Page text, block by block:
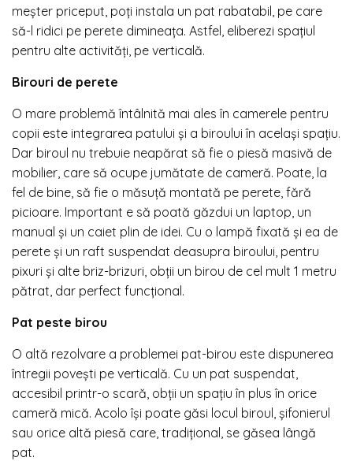
meșter priceput, poți instala un pat rabatabil, pe care
să-l ridici pe perete dimineața. Astfel, eliberezi spațiul
pentru alte activități, pe verticală.
Birouri de perete
O mare problemă întâlnită mai ales în camerele pentru
copii este integrarea patului și a biroului în același spațiu.
Dar biroul nu trebuie neapărat să fie o piesă masivă de
mobilier, care să ocupe jumătate de cameră. Poate, la
fel de bine, să fie o măsuță montată pe perete, fără
picioare. Important e să poată găzdui un laptop, un
manual și un caiet plin de idei. Cu o lampă fixată și ea de
perete și un raft suspendat deasupra biroului, pentru
pixuri și alte briz-brizuri, obții un birou de cel mult 1 metru
pătrat, dar perfect funcțional.
Pat peste birou
O altă rezolvare a problemei pat-birou este dispunerea
întregii povești pe verticală. Cu un pat suspendat,
accesibil printr-o scară, obții un spațiu în plus în orice
cameră mică. Acolo își poate găsi locul biroul, șifonierul
sau orice altă piesă care, tradițional, se găsea lângă
pat.